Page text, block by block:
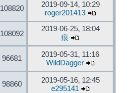
108820
2019-09-14, 10:29
roger201413
108092
2019-06-25, 18:04
痕
96681
2019-05-31, 11:16
WildDagger
98860
2019-05-16, 12:45
e295141